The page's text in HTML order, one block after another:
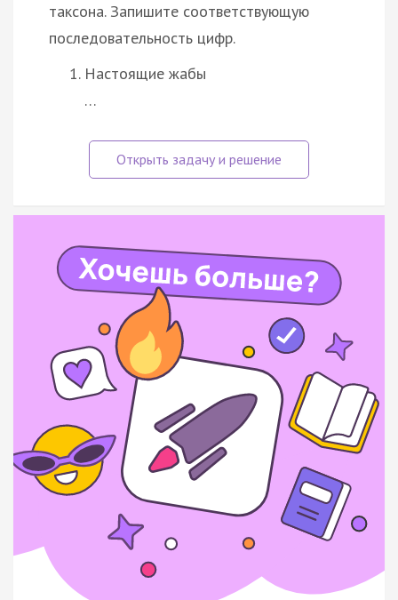
таксона. Запишите соответствующую
последовательность цифр.
Настоящие жабы
…